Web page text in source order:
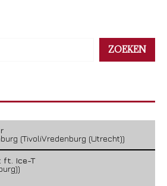
ZOEKEN
(TivoliVredenburg (Utrecht))
ft. Ice-T